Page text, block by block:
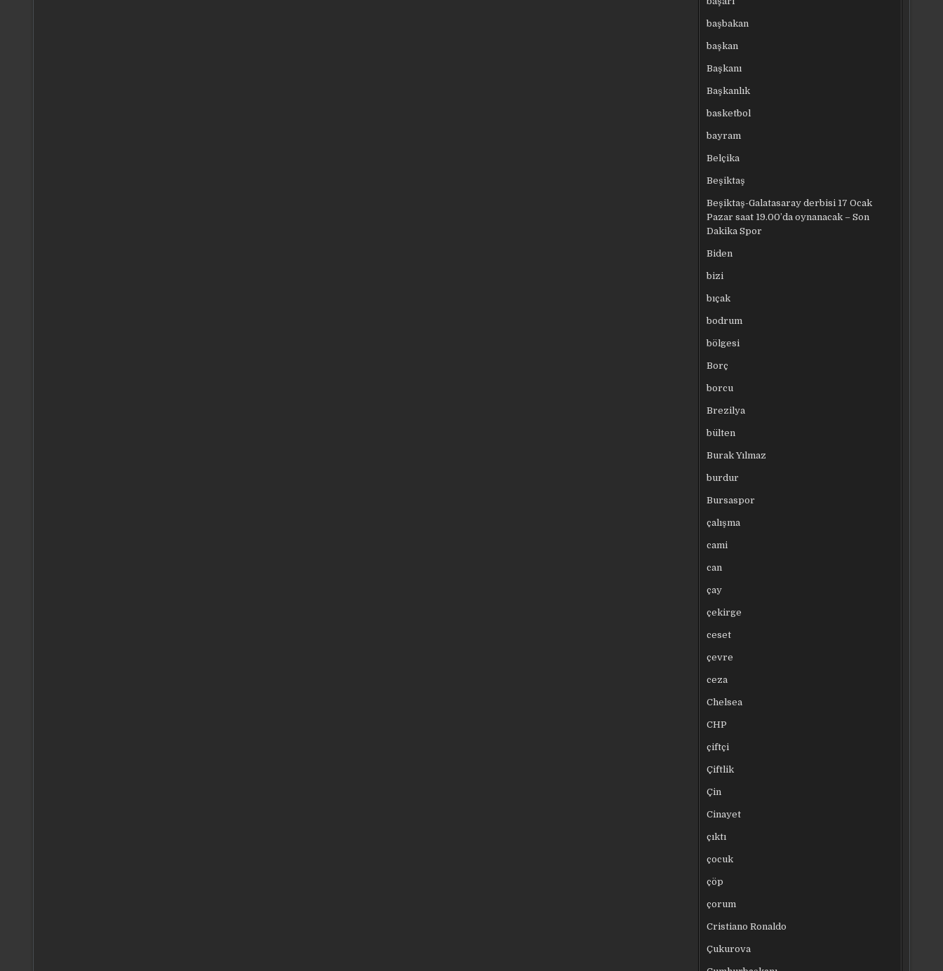
başbakan
başkan
Başkanı
Başkanlık
basketbol
bayram
Belçika
Beşiktaş
Beşiktaş-Galatasaray derbisi 17 Ocak
Pazar saat 19.00’da oynanacak – Son
Dakika Spor
Biden
bizi
bıçak
bodrum
bölgesi
Borç
borcu
Brezilya
bülten
Burak Yılmaz
burdur
Bursaspor
çalışma
cami
can
çay
çekirge
ceset
çevre
ceza
Chelsea
CHP
çiftçi
Çiftlik
Çin
Cinayet
çıktı
çocuk
çöp
çorum
Cristiano Ronaldo
Çukurova